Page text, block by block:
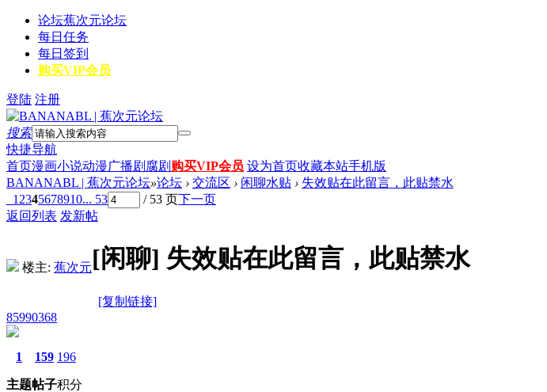
论坛蕉次元论坛
每日任务
每日签到
购买VIP会员
登陆 注册
搜索
快捷导航
首页漫画小说动漫广播剧 腐剧 购买VIP会员 设为首页收藏本站手机版
BANANABL | 蕉次元论坛»论坛 › 交流区 › 闲聊水贴 › 失效贴在此留言，此贴禁水
1 2345678910... 53 / 53 页下一页
返回列表 发新帖
楼主: 蕉次元[闲聊] 失效贴在此留言，此贴禁水
[复制链接]
85990368
1
主题
159
帖子
196
积分